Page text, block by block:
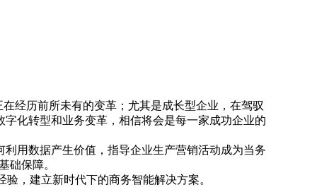
经历前所未有的变革；尤其是成长型企业，在驾驭
化转型和业务变革，相信将会是每一家成功企业的
用数据产生价值，指导企业生产营销活动成为当务
础保障。
的经验，建立新时代下的商务智能解决方案。